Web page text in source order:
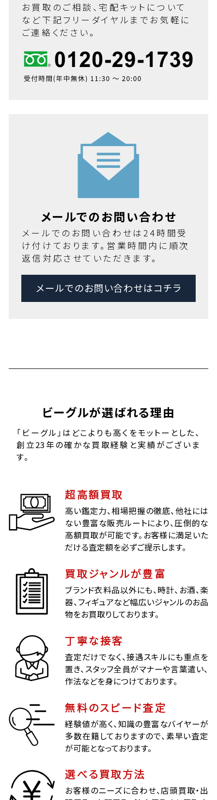
お買取のご相談、宅配キットについて
など下記フリーダイヤルまでお気軽に
ご連絡ください。
メールでのお問い合わせ
メールでのお問い合わせは24時間受
け付けております。営業時間内に順次
返信対応させていただきます。
メールでのお問い合わせはコチラ
ビーグルが選ばれる理由
「ビーグル」はどこよりも高くをモットーとした、
創立23年の確かな買取経験と実績がございま
す。
超高額買取
高い鑑定力、相場把握の徹底、他社には
ない豊富な販売ルートにより、圧倒的な
高額買取が可能です。お客様に満足いた
だける査定額を必ずご提示します。
買取ジャンルが豊富
ブランド衣料品以外にも、時計、お酒、楽
器、フィギュアなど幅広いジャンルのお品
物をお買取りしております。
丁寧な接客
査定だけでなく、接遇スキルにも重点を
置き、スタッフ全員がマナーや言葉遣い、
作法などを身につけております。
無料のスピード査定
経験値が高く、知識の豊富なバイヤーが
多数在籍しておりますので、素早い査定
が可能となっております。
選べる買取方法
お客様のニーズに合わせ、店頭買取・出